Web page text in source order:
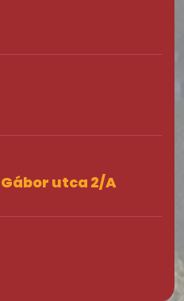
utca 2/A